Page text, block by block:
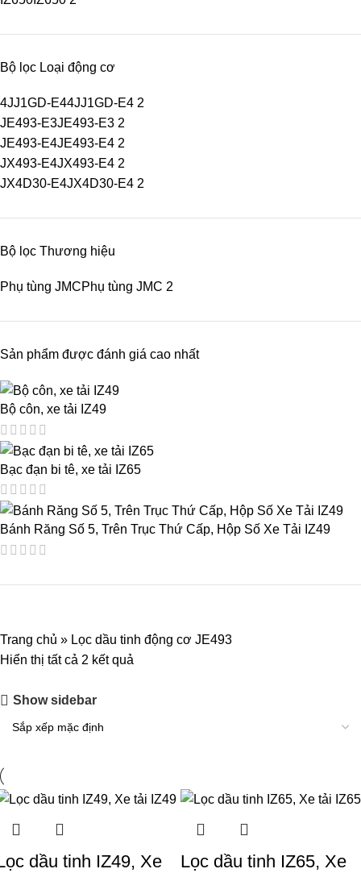
Bộ lọc Loại động cơ
4JJ1GD-E44JJ1GD-E4 2
JE493-E3JE493-E3 2
JE493-E4JE493-E4 2
JX493-E4JX493-E4 2
JX4D30-E4JX4D30-E4 2
Bộ lọc Thương hiệu
Phụ tùng JMCPhụ tùng JMC 2
Sản phẩm được đánh giá cao nhất
Bộ côn, xe tải IZ49
Bạc đạn bi tê, xe tải IZ65
Bánh Răng Số 5, Trên Trục Thứ Cấp, Hộp Số Xe Tải IZ49
Trang chủ » Lọc dầu tinh động cơ JE493
Hiển thị tất cả 2 kết quả
Show sidebar
dầu tinh IZ49, Xe
Lọc dầu tinh IZ65, Xe